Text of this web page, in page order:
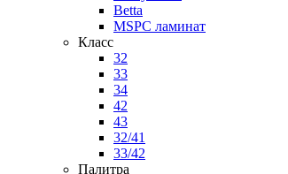
Betta
MSPC ламинат
Класс
32
33
34
42
43
32/41
33/42
Палитра